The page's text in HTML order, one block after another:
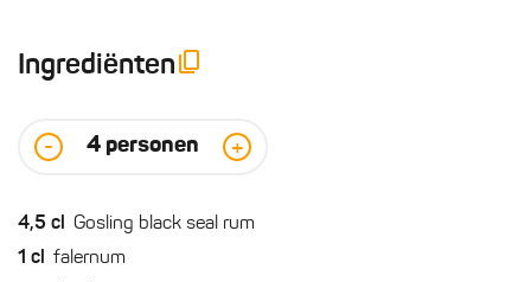
Ingrediënten
- 4 personen +
4,5 cl Gosling black seal rum
1 cl falernum